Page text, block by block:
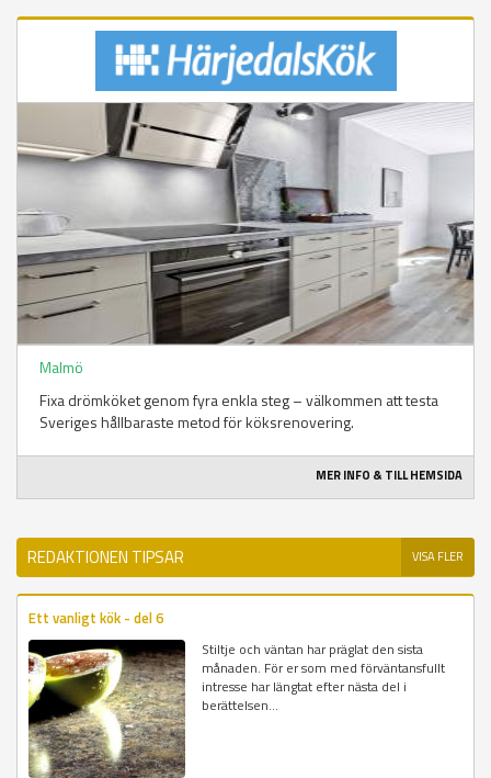
Malmö
Fixa drömköket genom fyra enkla steg – välkommen att testa
Sveriges hållbaraste metod för köksrenovering.
MER INFO & TILL HEMSIDA
REDAKTIONEN TIPSAR VISA FLER
Ett vanligt kök - del 6
Stiltje och väntan har präglat den sista
månaden. För er som med förväntansfullt
intresse har längtat efter nästa del i
berättelsen...